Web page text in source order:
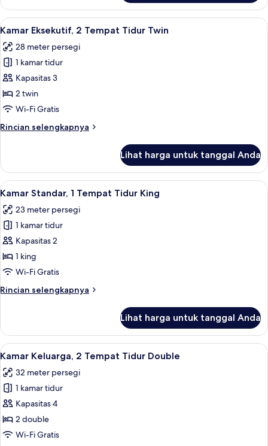
Kamar
Eksekutif,
1
Tidur
King
Lihat
semua
foto
untuk
Kamar
Eksekutif,
2
Tidur
1 kamar tidur, seprai katun Mesir,
5
Kamar Eksekutif, 2 Tempat Tidur Twin
28 meter persegi
1 kamar tidur
Kapasitas 3
2 twin
Wi-Fi Gratis
Rincian selengkapnya
Rincian
Kamar
Eksekutif,
2
Tidur
Twin
Lihat harga untuk tanggal Anda
Lihat
semua
foto
untuk
Kamar
Standar,
1
Tidur
Kamar Standar, 1 Tempat Tidur King
6
Kamar Standar, 1 Tempat Tidur King
23 meter persegi
1 kamar tidur
Kapasitas 2
1 king
Wi-Fi Gratis
Rincian selengkapnya
Rincian
Kamar
Standar,
1
Tidur
King
Lihat harga untuk tanggal Anda
Lihat
semua
foto
untuk
Kamar
Keluarga,
2
1 kamar tidur, seprai katun Mesir,
4
Kamar Keluarga, 2 Tempat Tidur Double
32 meter persegi
1 kamar tidur
Kapasitas 4
2 double
Wi-Fi Gratis